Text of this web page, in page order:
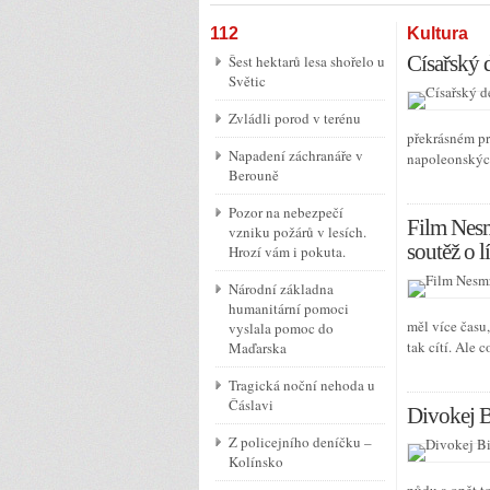
112
Šest hektarů lesa shořelo u
Světic
Zvládli porod v terénu
Napadení záchranáře v
Berouně
Pozor na nebezpečí
vzniku požárů v lesích.
Hrozí vám i pokuta.
Národní základna
humanitární pomoci
vyslala pomoc do
Maďarska
Tragická noční nehoda u
Čáslavi
Z policejního deníčku –
Kolínsko
Kultura
Císařský
překrásném
Film
soutěž o
měl více
tak cítí. Ale
Divokej